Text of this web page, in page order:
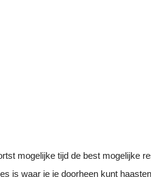
mogelijke tijd de best mogelijke
is waar je je doorheen kunt